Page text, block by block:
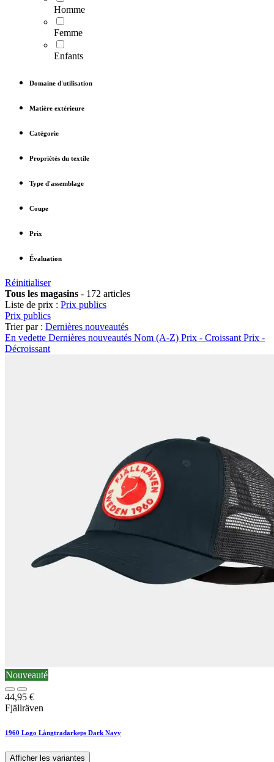
Homme
Femme
Enfants
Domaine d'utilisation
Matière extérieure
Catégorie
Propriétés du textile
Type d'assemblage
Coupe
Prix
Évaluation
Réinitialiser
Tous les magasins - 172 articles
Liste de prix : Prix publics
Prix publics
Trier par : Dernières nouveautés
En vedette Dernières nouveautés Nom (A-Z) Prix - Croissant Prix -
Décroissant
Nouveauté
44,95 €
Fjällräven
1960 Logo Långtradarkeps Dark Navy
Afficher les variantes